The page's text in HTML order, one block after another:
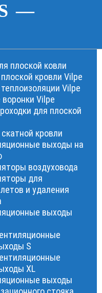
—
плоской ковли
кровли Vilpe
Vilpe
Vilpe
для плоской
кровли
выходы на
воздуховода
для
и удаления
выходы
S
XL
выходы